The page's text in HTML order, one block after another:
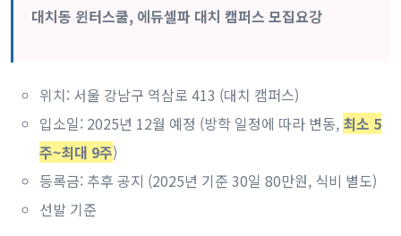
대치동 윈터스쿨, 에듀셀파 대치 캠퍼스 모집요강
위치: 서울 강남구 역삼로 413 (대치 캠퍼스)
입소일: 2025년 12월 예정 (방학 일정에 따라 변동, 최소 5
주~최대 9주)
등록금: 추후 공지 (2025년 기준 30일 80만원, 식비 별도)
선발 기준